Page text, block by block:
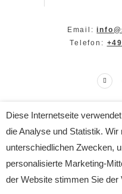
Email:
Telefon:
Copyright
All
Diese Internetseite
die Analyse und Statistik.
unterschiedlichen Zwecken,
personalisierte Marketing-
der Website stimmen Sie der